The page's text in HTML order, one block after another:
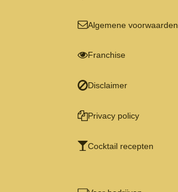
Algemene voorwaarden
Franchise
Disclaimer
Privacy policy
Cocktail recepten